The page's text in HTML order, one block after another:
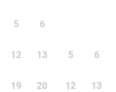
5 6
12 13
19 20
5 6
12 13